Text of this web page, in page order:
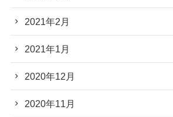
2021年2月
2021年1月
2020年12月
2020年11月